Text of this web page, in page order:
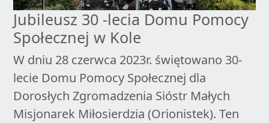
Jubileusz 30 -lecia Domu Pomocy
Społecznej w Kole
W dniu 28 czerwca 2023r. świętowano 30-
lecie Domu Pomocy Społecznej dla
Dorosłych Zgromadzenia Sióstr Małych
Misjonarek Miłosierdzia (Orionistek). Ten